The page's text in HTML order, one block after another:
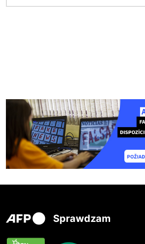
Sprawdzam